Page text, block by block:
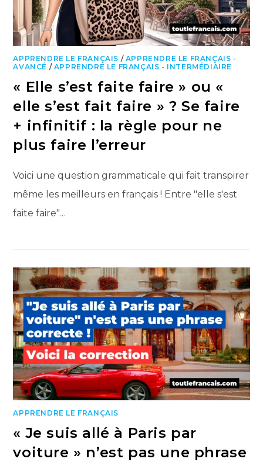
APPRENDRE LE FRANÇAIS / APPRENDRE LE FRANÇAIS -
AVANCÉ / APPRENDRE LE FRANÇAIS - INTERMÉDIAIRE
« Elle s’est faite faire » ou «
elle s’est fait faire » ? Se faire
+ infinitif : la règle pour ne
plus faire l’erreur
Voici une question grammaticale qui fait transpirer
même les meilleurs en français ! Entre "elle s'est
faite faire"…
APPRENDRE LE FRANÇAIS
« Je suis allé à Paris par
voiture » n’est pas une phrase